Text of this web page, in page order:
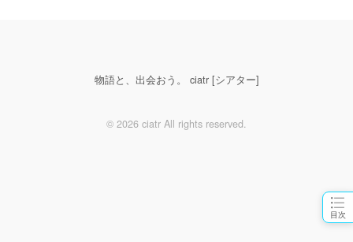
目次
物語と、出会おう。 ciatr [シアター]
© 2026 ciatr All rights reserved.